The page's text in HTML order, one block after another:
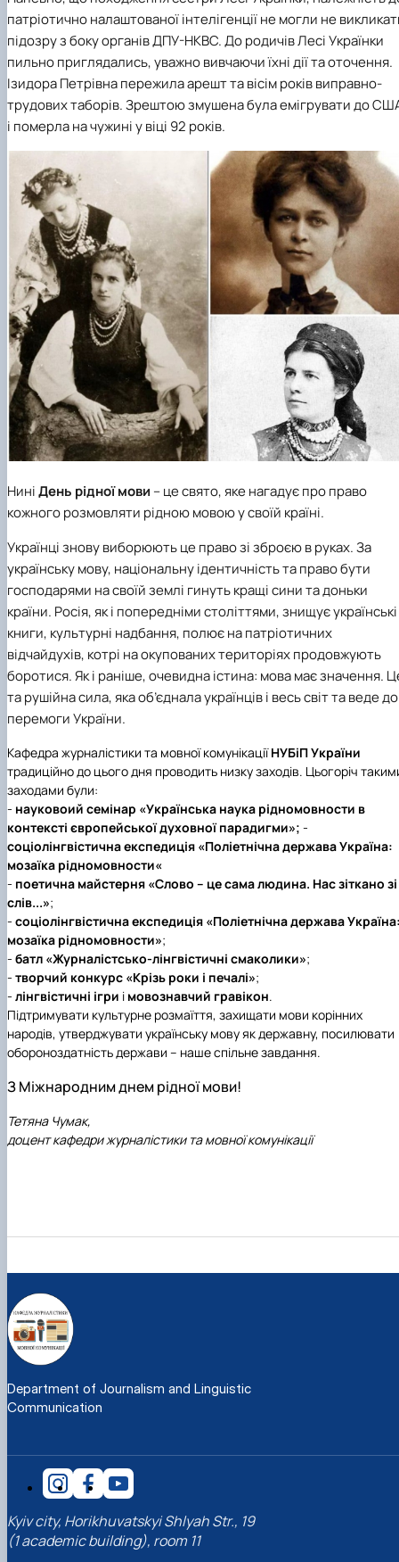
патріотично налаштованої інтелігенції не могли не
підозру з боку органів ДПУ-НКВС. До родичів Лесі Українки
пильно приглядались, уважно вивчаючи їхні дії та оточення.
Ізидора Петрівна пережила арешт та вісім років виправно-
трудових таборів. Зрештою змушена була емігрувати до
і померла на чужині у віці 92 років.
НиніДень рідної мови – це свято, яке нагадує про право
кожного розмовляти рідною мовою у своїй країні.
Українці знову виборюють це право зі зброєю в руках. За
українську мову, національну ідентичність та право бути
господарями на своїй землі гинуть кращі сини та доньки
країни. Росія, як і попередніми століттями, знищує українські
книги, культурні надбання, полює на патріотичних
відчайдухів, котрі на окупованих територіях продовжують
боротися. Як і раніше, очевидна істина: мова має значення.
та рушійна сила, яка об’єднала українців і весь світ та веде до
перемоги України.
Кафедра журналістики та мовної комунікації НУБіП України
традиційно до цього дня проводить низку заходів. Цьогоріч
заходами були:
- науковоий семінар «Українська наука рідномовности в
контексті європейської духовної парадигми»; -
соціолінгвістична експедиція «Поліетнічна держава Україна:
мозаїка рідномовности«
- поетична майстерня «Слово – це сама людина. Нас зіткано зі
слів...»;
- соціолінгвістична експедиція «Поліетнічна держава
мозаїка рідномовности»;
- батл «Журналістсько-лінгвістичні смаколики»;
- творчий конкурс «Крізь роки і печалі»;
- лінгвістичні ігри і мовознавчий гравікон.
Підтримувати культурне розмаїття, захищати мови корінних
народів, утверджувати українську мову як державну, посилювати
обороноздатність держави – наше спільне завдання.
З Міжнародним днем рідної мови!
Тетяна Чумак,
доцент кафедри журналістики та мовної комунікації
Department of Journalism and Linguistic
Communication
Kyiv city, Horikhuvatskyi Shlyah Str., 19
(1 academic building), room 11